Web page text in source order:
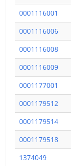
0001116001
0001116006
0001116008
0001116009
0001177001
0001179512
0001179514
0001179518
1374049